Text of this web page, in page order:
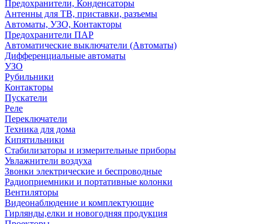
Предохранители, Конденсаторы
Антенны для ТВ, приставки, разъемы
Автоматы, УЗО, Контакторы
Предохранители ПАР
Автоматические выключатели (Автоматы)
Дифференциальные автоматы
УЗО
Рубильники
Контакторы
Пускатели
Реле
Переключатели
Техника для дома
Кипятильники
Стабилизаторы и измерительные приборы
Увлажнители воздуха
Звонки электрические и беспроводные
Радиоприемники и портативные колонки
Вентиляторы
Видеонаблюдение и комплектующие
Гирлянды,елки и новогодняя продукция